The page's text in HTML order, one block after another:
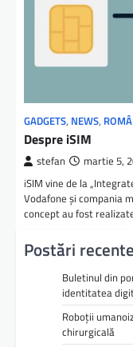
GADGETS, NEWS,
Despre iSIM
stefan martie 5,
iSIM vine de la
Vodafone şi compania
concept au fost
Postări recente
Buletinul din
identitatea
Roboții
chirurgicală